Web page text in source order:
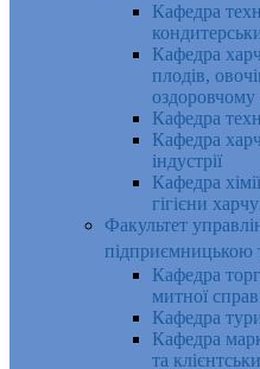
Кафедра
Кафедра
плодів,
Кафедра
Кафедра
індустрії
Кафедра
гігієни
Факультет
підприємницькою
Кафедра
митної
Кафедра
Кафедра
та